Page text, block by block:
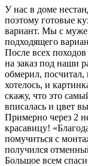
У нас в доме
поэтому готовые
вариант. Мы с
подходящего
После всех
на заказ под наши
обмерил,
хотелось, и
скажу, что это
вписалась и цвет
Примерно через 2
красавицу!
помучиться с
получился
Большое всем